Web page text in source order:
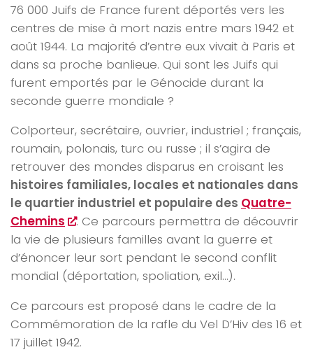
76 000 Juifs de France furent déportés vers les
centres de mise à mort nazis entre mars 1942 et
août 1944. La majorité d’entre eux vivait à Paris et
dans sa proche banlieue. Qui sont les Juifs qui
furent emportés par le Génocide durant la
seconde guerre mondiale ?
Colporteur, secrétaire, ouvrier, industriel ; français,
roumain, polonais, turc ou russe ; il s’agira de
retrouver des mondes disparus en croisant les
histoires familiales, locales et nationales dans
le quartier industriel et populaire des Quatre-
Chemins
. Ce parcours permettra de découvrir
la vie de plusieurs familles avant la guerre et
d’énoncer leur sort pendant le second conflit
mondial (déportation, spoliation, exil…).
Ce parcours est proposé dans le cadre de la
Commémoration de la rafle du Vel D’Hiv des 16 et
17 juillet 1942.